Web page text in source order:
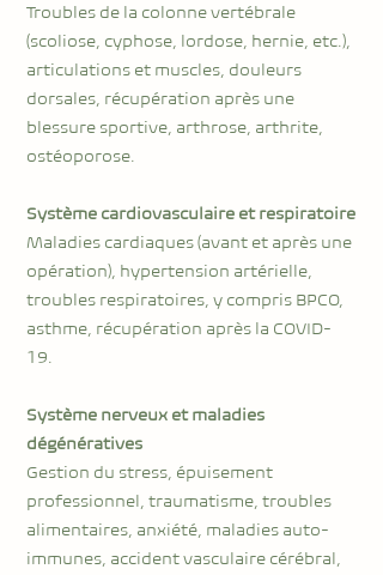
Troubles de la colonne vertébrale
(scoliose, cyphose, lordose, hernie, etc.),
articulations et muscles, douleurs
dorsales, récupération après une
blessure sportive, arthrose, arthrite,
ostéoporose.
Système cardiovasculaire et respiratoire
Maladies cardiaques (avant et après une
opération), hypertension artérielle,
troubles respiratoires, y compris BPCO,
asthme, récupération après la COVID-
19.
Système nerveux et maladies
dégénératives
Gestion du stress, épuisement
professionnel, traumatisme, troubles
alimentaires, anxiété, maladies auto-
immunes, accident vasculaire cérébral,